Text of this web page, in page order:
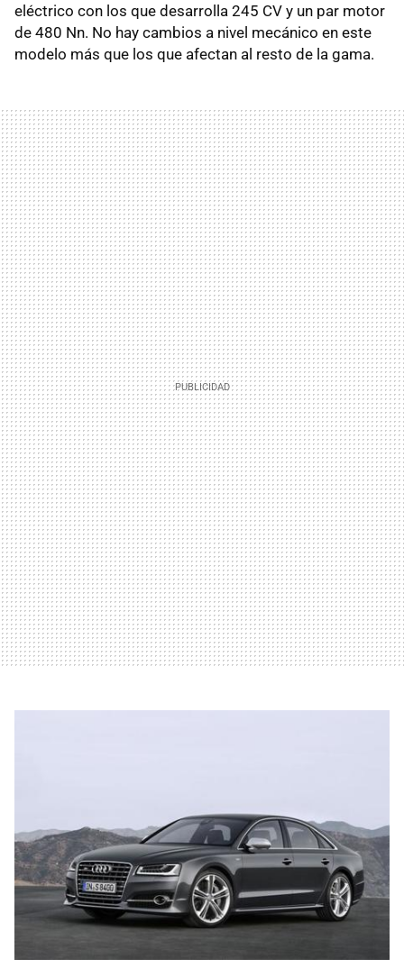
eléctrico con los que desarrolla 245 CV y un par motor
de 480 Nn. No hay cambios a nivel mecánico en este
modelo más que los que afectan al resto de la gama.